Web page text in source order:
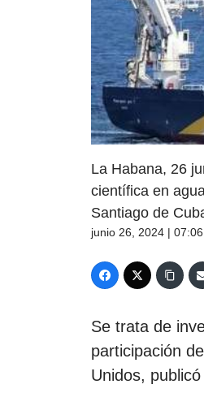
La Habana, 26
científica en
Santiago de
junio 26, 2024 | 07:06
Se trata de
participación
Unidos,